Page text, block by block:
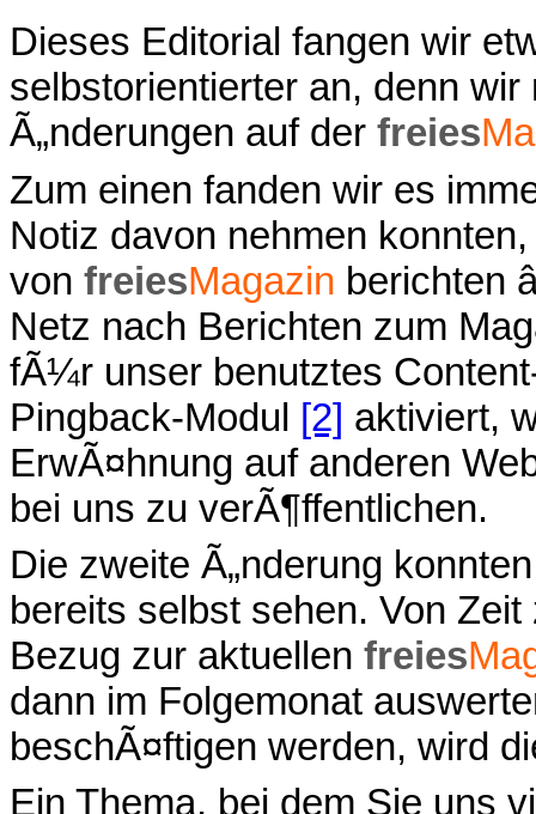
Dieses Editorial fangen wir
selbstorientierter an, denn
Ã„nderungen auf der freies
Zum einen fanden wir es
Notiz davon nehmen
von freiesMagazin berichten
Netz nach Berichten zum
fÃ¼r unser benutztes
Pingback-Modul [2] aktiviert,
ErwÃ¤hnung auf anderen
bei uns zu verÃ¶ffentlichen.
Die zweite Ã„nderung
bereits selbst sehen. Von
Bezug zur aktuellen freies
dann im Folgemonat
beschÃ¤ftigen werden, wird
Ein Thema, bei dem Sie uns